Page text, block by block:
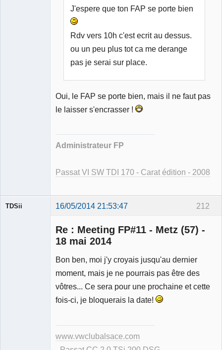
J'espere que ton FAP se porte bien
Rdv vers 10h c'est ecrit au dessus.
ou un peu plus tot ca me derange
pas je serai sur place.
Oui, le FAP se porte bien, mais il ne faut pas
le laisser s'encrasser !
Administrateur FP
Passat VI SW TDI 170 - Carat édition - 2008
212
TDSii 16/05/2014 21:53:47
Re : Meeting FP#11 - Metz (57) -
18 mai 2014
Bon ben, moi j'y croyais jusqu'au dernier
moment, mais je ne pourrais pas être des
vôtres... Ce sera pour une prochaine et cette
fois-ci, je bloquerais la date!
www.vwclubalsace.com